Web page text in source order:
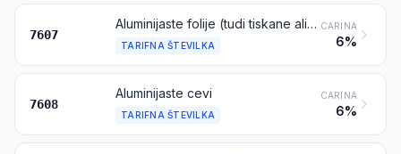
7607
Aluminijaste folije (tudi tiskane ali s podlago iz papirja, kartona, plastične mase ali podobnih materialov), debeline do vključno 0,20 mm (merjeno brez podlage)
TARIFNA ŠTEVILKA
CARINA
6%
7608
Aluminijaste cevi
TARIFNA ŠTEVILKA
CARINA
6%